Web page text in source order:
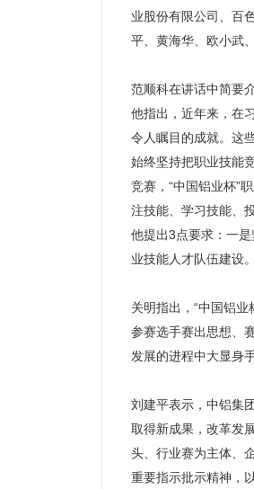
业股份有限公司、百
平、黄海华、欧小武
范顺科在讲话中简要
他指出，近年来，在
令人瞩目的成就。这
始终坚持把职业技能
竞赛，“中国铝业杯”
注技能、学习技能、
他提出3点要求：一
业技能人才队伍建设
关明指出，“中国铝
参赛选手赛出思想、
发展的进程中大显身
刘建平表示，中铝集
取得新成果，改革发
头、行业赛为主体、
重要指示批示精神，